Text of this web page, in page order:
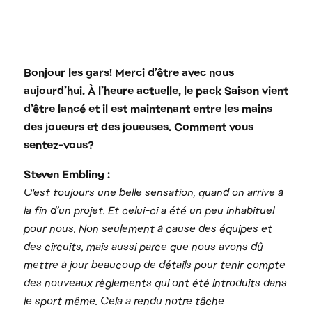
Bonjour les gars! Merci d’être avec nous
aujourd’hui. À l’heure actuelle, le pack Saison vient
d’être lancé et il est maintenant entre les mains
des joueurs et des joueuses. Comment vous
sentez-vous?
Steven Embling :
C'est toujours une belle sensation, quand on arrive à
la fin d’un projet. Et celui-ci a été un peu inhabituel
pour nous. Non seulement à cause des équipes et
des circuits, mais aussi parce que nous avons dû
mettre à jour beaucoup de détails pour tenir compte
des nouveaux règlements qui ont été introduits dans
le sport même. Cela a rendu notre tâche